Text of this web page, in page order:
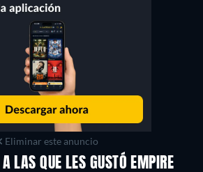
Eliminar este anuncio
LAS QUE LES GUSTÓ EMPIRE